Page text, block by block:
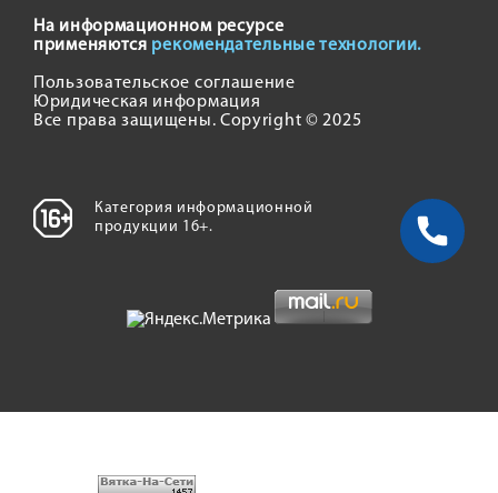
На информационном ресурсе
применяются рекомендательные технологии.
Пользовательское соглашение
Юридическая информация
Все права защищены. Copyright © 2025
Категория информационной
продукции 16+.